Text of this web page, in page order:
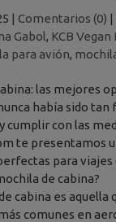
| Comentarios (0) |
Gabol, KCB Vegan
para avión,
las mejores
había sido tan
con las
te presentamos
para
de cabina?
cabina es
comunes en